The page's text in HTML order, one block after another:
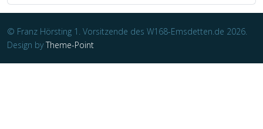
© Franz Hörsting 1. Vorsitzende des W168-Emsdetten.de 2026.
Design byTheme-Point